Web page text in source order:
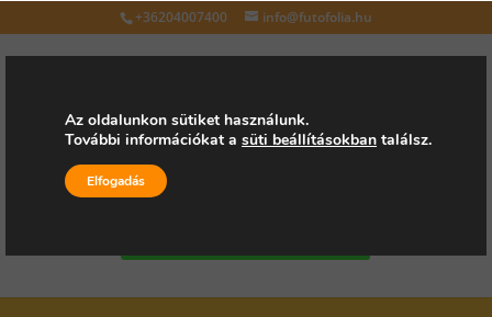
+36204007400 info@futofolia.hu
Válasszon oldalt
Az oldalunkon sütiket használunk.
További információkat a süti beállításokban találsz.
Elfogadás